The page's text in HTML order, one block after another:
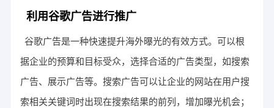
利用谷歌广告进行推广
谷歌广告是一种快速提升海外曝光的有效方式。可以根
据企业的预算和目标受众，选择合适的广告类型，如搜索
广告、展示广告等。搜索广告可以让企业的网站在用户搜
索相关关键词时出现在搜索结果的前列，增加曝光机会；